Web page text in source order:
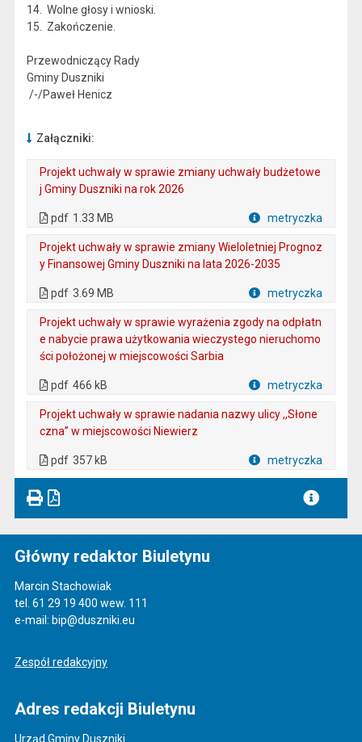
14. Wolne głosy i wnioski.
15. Zakończenie.
Przewodniczący Rady
Gminy Duszniki
/-/Paweł Henicz
Załączniki:
Projekt uchwały w sprawie zmiany uchwały budżetowe
j Gminy Duszniki na rok 2026
pdf 1.33 MB metryczka
Projekt uchwały w sprawie zmiany Wieloletniej Prognoz
y Finansowej Gminy Duszniki na lata 2026-2035
pdf 3.69 MB metryczka
Projekt uchwały w sprawie wyrażenia zgody na odpłatn
e nabycie prawa użytkowania wieczystego nieruchomo
ści położonej w miejscowości Sarbia
pdf 466 kB metryczka
Projekt uchwały w sprawie nadania nazwy ulicy ,,Słone
czna’’ w miejscowości Niewierz
pdf 357 kB metryczka
Główny redaktor Biuletynu
Marcin Stachowiak
tel. 61 29 19 400 wew. 111
e-mail: bip@duszniki.eu
Zespół redakcyjny
Adres redakcji Biuletynu
Urząd Gminy Duszniki